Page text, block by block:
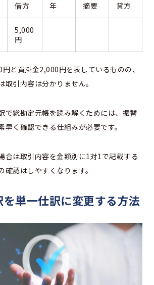
借方 年 摘要 貸方
5,000
円
と買掛金2,000円を表しているものの、
取引内容は分かりません。
で総勘定元帳を読み解くためには、振替
早く確認できる仕組みが必要です。
合は取引内容を金額別に1対1で記載する
確認はしやすくなります。
単一仕訳に変更する方法